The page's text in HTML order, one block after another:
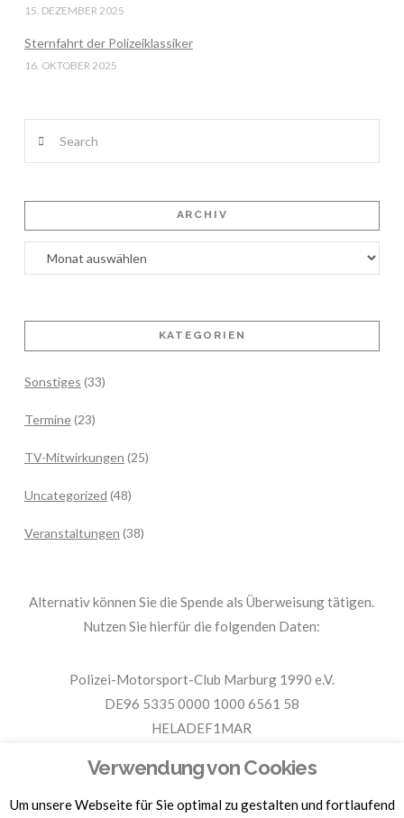
15. DEZEMBER 2025
Sternfahrt der Polizeiklassiker
16. OKTOBER 2025
ARCHIV
Archiv
KATEGORIEN
Sonstiges (33)
Termine(23)
TV-Mitwirkungen (25)
Uncategorized (48)
Veranstaltungen (38)
Alternativ können Sie die Spende als Überweisung tätigen.
Nutzen Sie hierfür die folgenden Daten:
Polizei-Motorsport-Club Marburg 1990 e.V.
DE96 5335 0000 1000 6561 58
HELADEF1MAR
Für Spendenbescheinigungen, Sachspenden und weitere
Verwendung von Cookies
Um unsere Webseite für Sie optimal zu gestalten und fortlaufend